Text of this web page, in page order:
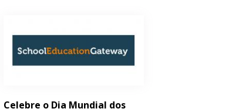
Celebre o Dia Mundial dos